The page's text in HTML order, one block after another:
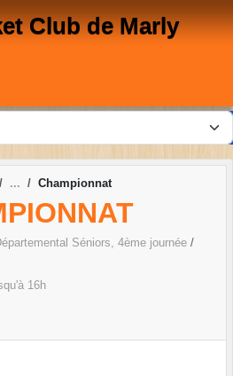
Club de Marly
Championnat
Séniors, 4ème journée /
16h